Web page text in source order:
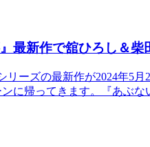
』最新作で舘ひろし＆
リーズの最新作が2024年5
に帰ってきます。『あぶ